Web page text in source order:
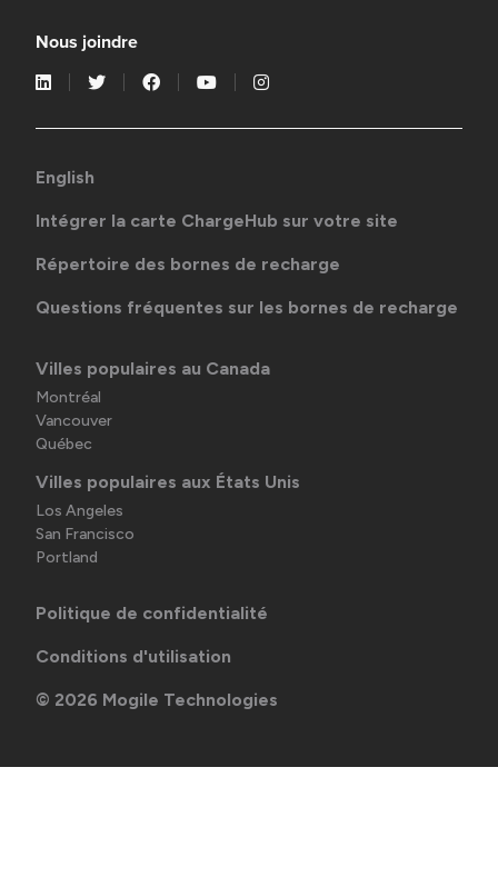
Nous joindre
English
Intégrer la carte ChargeHub sur votre site
Répertoire des bornes de recharge
Questions fréquentes sur les bornes de recharge
Villes populaires au Canada
Montréal
Vancouver
Québec
Villes populaires aux États Unis
Los Angeles
San Francisco
Portland
Politique de confidentialité
Conditions d'utilisation
© 2026 Mogile Technologies